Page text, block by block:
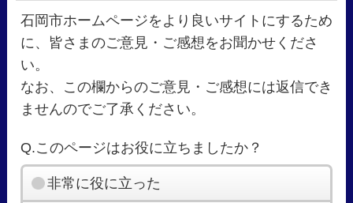
石岡市ホームページをより良いサイトにするため
に、皆さまのご意見・ご感想をお聞かせくださ
い。
なお、この欄からのご意見・ご感想には返信でき
ませんのでご了承ください。
Q.このページはお役に立ちましたか？
非常に役に立った